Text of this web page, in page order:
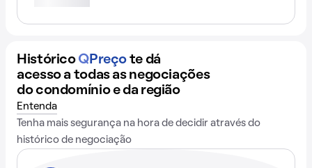
Histórico QPreço te dá
acesso a todas as negociações
do condomínio e da região
Entenda
Tenha mais segurança na hora de decidir através do
histórico de negociação